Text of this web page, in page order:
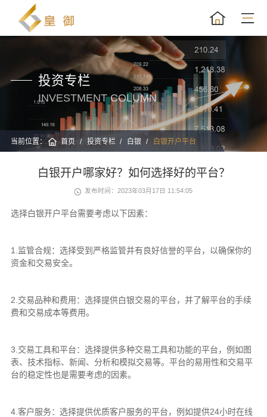
投资专栏
INVESTMENT COLUMN
当前位置： 首页 投资专栏 白银 白银开户平台
​白银开户哪家好？如何选择好的平台？
发布时间：2023年03月17日 11:54:05
选择白银开户平台需要考虑以下因素：
1.监管合规：选择受到严格监管并有良好信誉的平台，以确保你的
资金和交易安全。
2.交易品种和费用：选择提供白银交易的平台，并了解平台的手续
费和交易成本等费用。
3.交易工具和平台：选择提供多种交易工具和功能的平台，例如图
表、技术指标、新闻、分析和模拟交易等。平台的易用性和交易平
台的稳定性也是需要考虑的因素。
4.客户服务：选择提供优质客户服务的平台，例如提供24小时在线